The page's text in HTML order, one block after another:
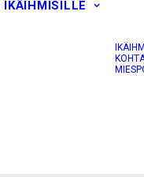
IKÄIHMISILLE